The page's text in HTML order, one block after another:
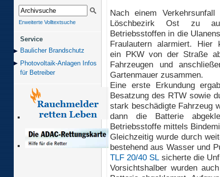
Erweiterte Volltextsuche
Service
Baulicher Brand­schutz
Photovoltaik-Anlagen Infos
für Betreiber
Nach einem
Löschbezirk Ost zu
Betriebsstoffen in die
Fraulautern alarmiert. Hier
ein PKW von der Straße
Fahrzeugen und
Gartenmauer zusammen.
Eine erste Erkundung
Besatzung des RTW sowie
stark beschädigte Fahrzeug
dann die Batterie
Betriebsstoffe mittels
Gleichzeitig wurde durch
bestehend aus Wasser und
TLF 20/40 SL sicherte die
Vorsichtshalber wurden